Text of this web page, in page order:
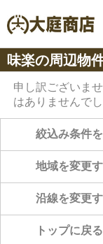
味楽の周辺物
申し訳ございま
はありませんでし
絞込み条件
地域を変更
沿線を変更
トップに戻る